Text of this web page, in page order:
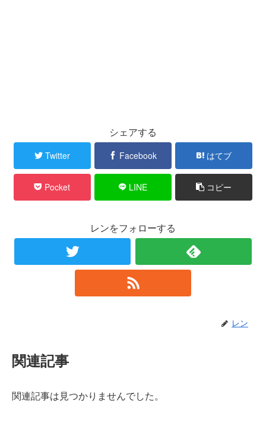
シェアする
Twitter Facebook はてブ
Pocket LINE コピー
レンをフォローする
レン
関連記事
関連記事は見つかりませんでした。